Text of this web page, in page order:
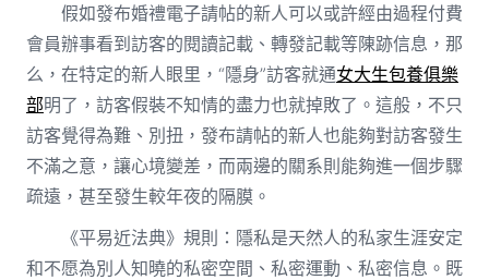
假如發布婚禮電子請帖的新人可以或許經由過程付費
會員辦事看到訪客的閱讀記載、轉發記載等陳跡信息，那
么，在特定的新人眼里，“隱身”訪客就通女大生包養俱樂
部明了，訪客假裝不知情的盡力也就掉敗了。這般，不只
訪客覺得為難、別扭，發布請帖的新人也能夠對訪客發生
不滿之意，讓心境變差，而兩邊的關系則能夠進一個步驟
疏遠，甚至發生較年夜的隔膜。
《平易近法典》規則：隱私是天然人的私家生涯安定
和不愿為別人知曉的私密空間、私密運動、私密信息。既